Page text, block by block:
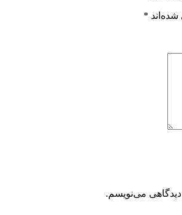
*
دیدگاهی می‌نویسم.